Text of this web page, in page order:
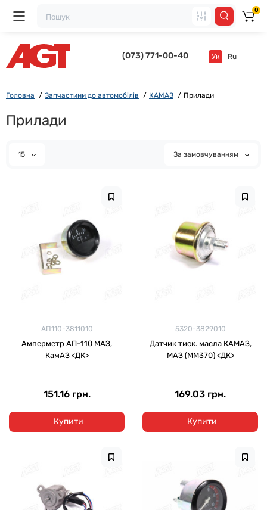
(073) 771-00-40 Ук Ru
0
Головна Запчастини до автомобілів КАМАЗ Прилади
Прилади
15 За замовчуванням
АП110-3811010
Амперметр АП-110 МАЗ,
КамАЗ <ДК>
151.16 грн.
Купити
5320-3829010
Датчик тиск. масла КАМАЗ,
МАЗ (ММ370) <ДК>
169.03 грн.
Купити